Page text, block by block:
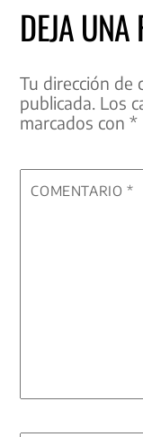
DEJA UNA
Tu dirección de
publicada. Los
marcados con*
COMENTARIO*